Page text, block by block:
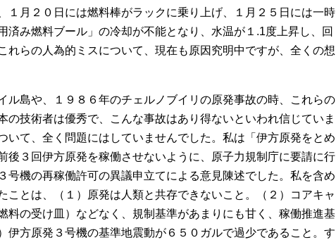
１月２０日には燃料棒がラックに乗り上げ、１月２５日には一時
済み燃料ブール」の冷却が不能となり、水温が１.1度上昇し、回
れらの人為的ミスについて、現在も原因究明中ですが、全くの想
ル島や、１９８６年のチェルノブイリの原発事故の時、これらの
の技術者は優秀で、こんな事故はあり得ないといわれ信じていま
いて、全く問題にはしていませんでした。私は「伊方原発をとめ
後３回伊方原発を稼働させないように、原子力規制庁に要請に行
号機の再稼働許可の異議申立てによる意見陳述でした。私を含め
ことは、（１）原発は人類と共存できないこと。（２）コアキャ
料の受け皿）などなく、規制基準があまりにも甘く、稼働推進基
伊方原発３号機の基準地震動が６５０ガルで過少であること。す